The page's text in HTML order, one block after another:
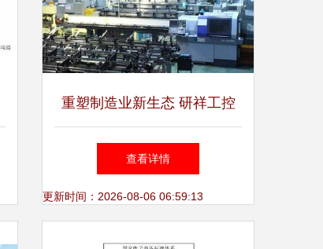
重塑制造业新生态 研祥工控
互联与电子商务技术服务的深
度耦合
查看详情
更新时间：2026-08-06 06:59:13